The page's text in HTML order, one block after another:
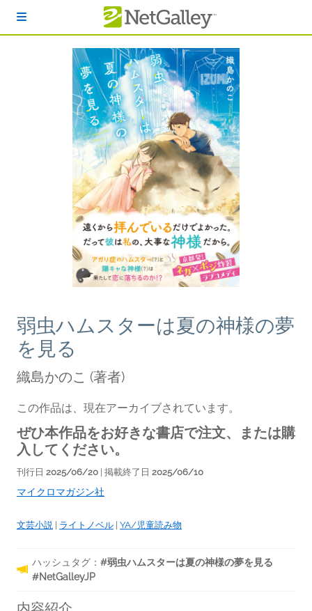
弱虫ハムスターは夏の神様の夢
を見る
織島かのこ (著者)
この作品は、現在アーカイブされています。
ぜひ本作品をお好きな書店で注文、または購
入してください。
刊行日 2025/06/20 | 掲載終了日 2025/06/10
マイクロマガジン社
文芸小説 | ライトノベル | YA/児童読み物
ハッシュタグ： #弱虫ハムスターは夏の神様の夢を見る
#NetGalleyJP